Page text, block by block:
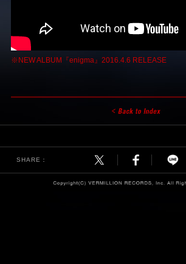
※NEW ALBUM『enigma』2016.4.6 RELEASE
SHARE：